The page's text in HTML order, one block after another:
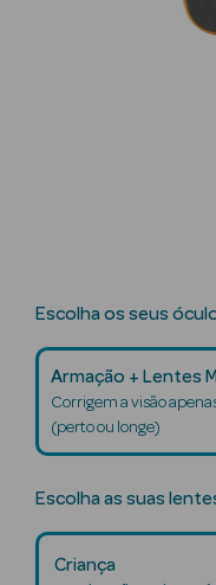
Maquilhagem
Luxo
Beauty Season
Nutricosmética
Perfumes
Beauty Season
Escolha os seus
Armação + Lentes
Corrigem a visão
(perto ou longe)
Escolha as suas
Criança